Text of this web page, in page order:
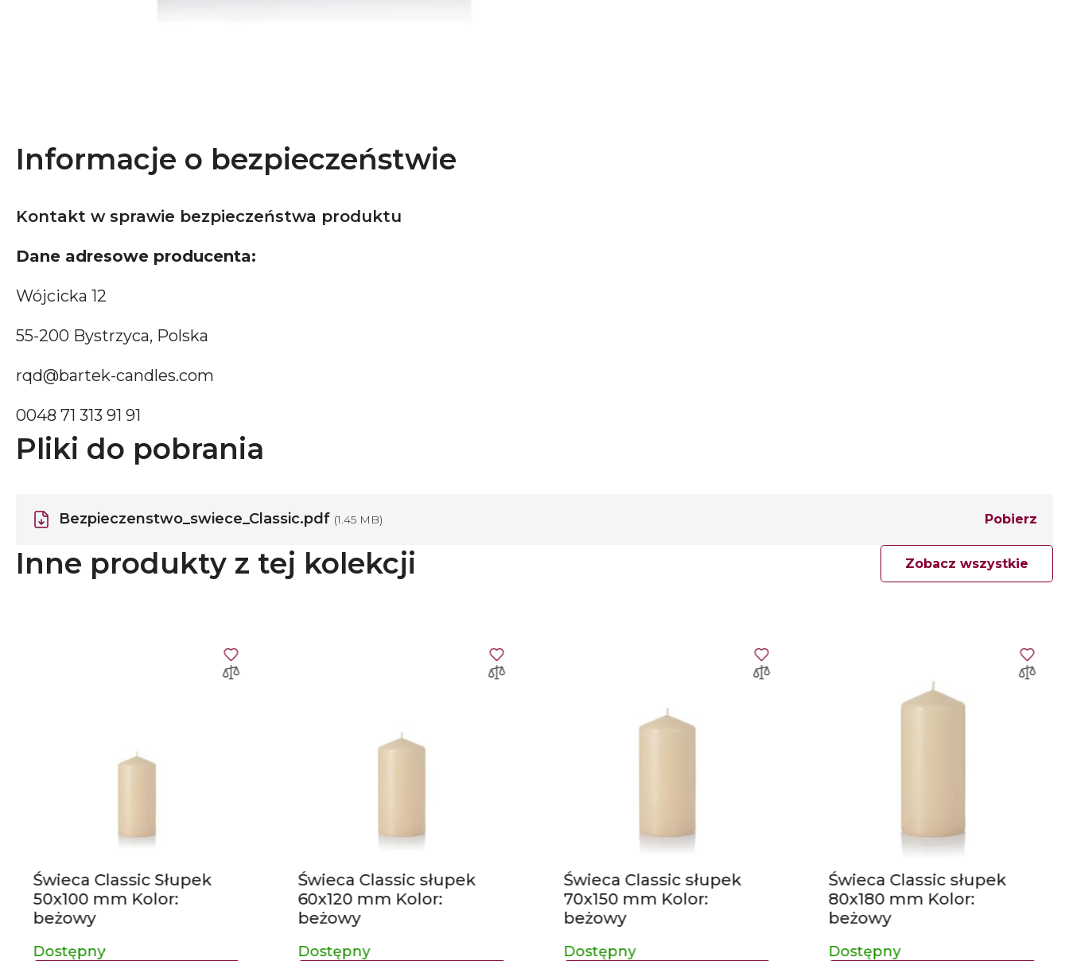
Informacje o bezpieczeństwie
Kontakt w sprawie bezpieczeństwa produktu
Dane adresowe producenta:
Wójcicka 12
55-200 Bystrzyca, Polska
rqd@bartek-candles.com
0048 71 313 91 91
Pliki do pobrania
Bezpieczenstwo_swiece_Classic.pdf (1.45 MB) Pobierz
Inne produkty z tej kolekcji Zobacz wszystkie
Świeca Classic Słupek
50x100 mm Kolor:
beżowy
Dostępny
Świeca Classic słupek
60x120 mm Kolor:
beżowy
Dostępny
Świeca Classic słupek
70x150 mm Kolor:
beżowy
Dostępny
Świeca Classic słupek
80x180 mm Kolor:
beżowy
Dostępny